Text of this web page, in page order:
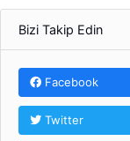
Bizi Takip Edin
Facebook
Twitter